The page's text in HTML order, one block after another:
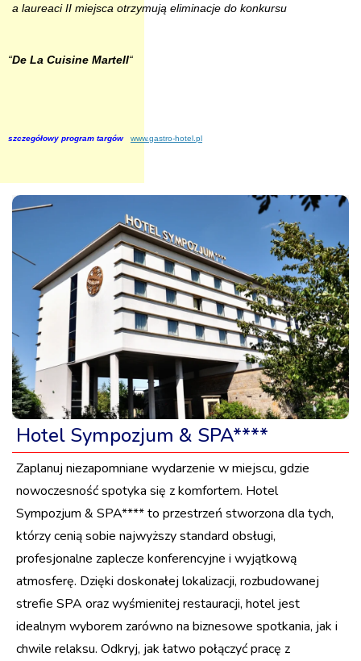
a laureaci II miejsca otrzymują eliminacje do konkursu
“De La Cuisine Martell“
szczegółowy program targów www.gastro-hotel.pl
Hotel Sympozjum & SPA****
Zaplanuj niezapomniane wydarzenie w miejscu, gdzie
nowoczesność spotyka się z komfortem. Hotel
Sympozjum & SPA**** to przestrzeń stworzona dla tych,
którzy cenią sobie najwyższy standard obsługi,
profesjonalne zaplecze konferencyjne i wyjątkową
atmosferę. Dzięki doskonałej lokalizacji, rozbudowanej
strefie SPA oraz wyśmienitej restauracji, hotel jest
idealnym wyborem zarówno na biznesowe spotkania, jak i
chwile relaksu. Odkryj, jak łatwo połączyć pracę z